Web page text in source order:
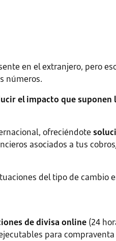
en el extranjero, pero
números.
el impacto que
ofreciéndote
asociados a tus
del tipo de cambio
de divisa online (24
para